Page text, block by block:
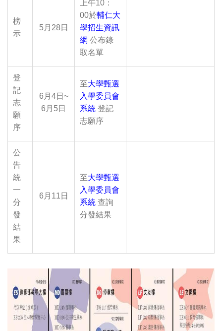
榜
示
5月28日
上午10：
00於輔仁大
學招生資訊
網 公布錄
取名單
登
記
志
願
序
6月4日~
6月5日
至大學甄選
入學委員會
系統 登記
志願序
公
告
統
一
分
發
結
果
6月11日
至大學甄選
入學委員會
系統 查詢
分發結果